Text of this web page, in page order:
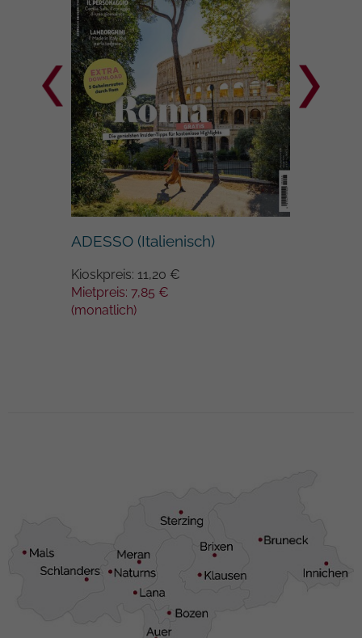
ADESSO (Italienisch)
Kioskpreis: 11,20 €
Mietpreis: 7,85 €
(monatlich)
Google auf Websites mit hohem
Datenaufkommen aufgezeichnete
Datenmenge begrenzt wird.